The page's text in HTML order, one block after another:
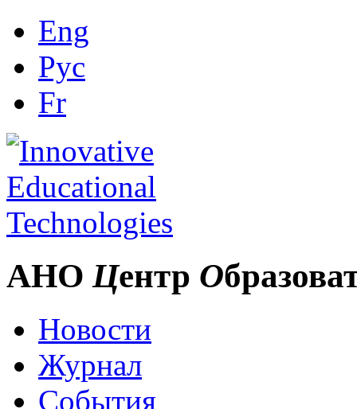
Eng
Рус
Fr
АНО Центр О
Новости
Журнал
События